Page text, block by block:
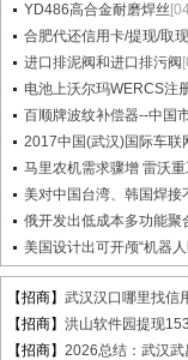
YD486高合金耐磨焊丝
合肥代还信用卡/提现/取
进口排泥阀和进口排污阀
电池上沃尔玛WERCS注
百顺牌波纹补偿器--中国
2017中国(武汉)国际车联
马里农机需求骤增 雷沃
美对中国台湾、韩国焊接
俄开发出低成本多功能聚
美国设计出可开颅“机器
【招商】 武汉汉口哪里找信
【招商】 洪山软件园提现
【招商】 2026总结：武汉